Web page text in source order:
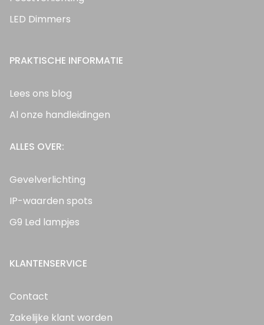
LED Dimmers
PRAKTISCHE INFORMATIE
Lees ons blog
Al onze handleidingen
ALLES OVER:
Gevelverlichting
IP-waarden spots
G9 Led lampjes
KLANTENSERVICE
Contact
Zakelijke klant worden